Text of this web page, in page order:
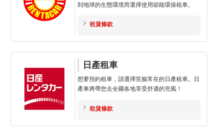
到地球的生態環境而選擇使用節能環保租車。
租賃條款
日產租車
想要預約租車，請選擇笑臉常在的日產租車。日
產車將帶您去全國各地享受舒適的兜風！
租賃條款